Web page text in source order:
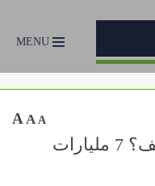
MENU
A A A
من أجل ماذا كل هذا التقشّف؟ 7 مليارات